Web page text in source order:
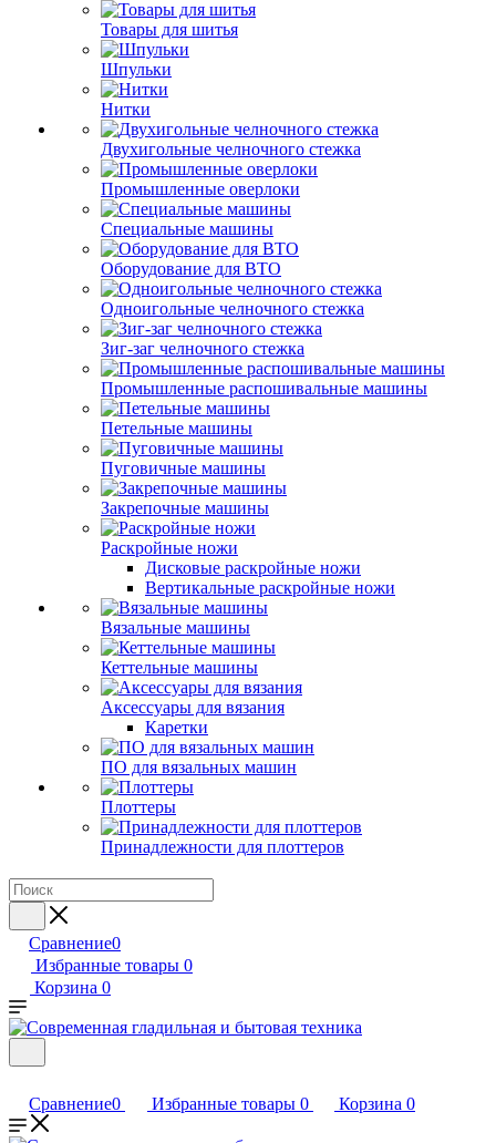
Товары для шитья
Шпульки
Нитки
Двухигольные челночного стежка
Промышленные оверлоки
Специальные машины
Оборудование для ВТО
Одноигольные челночного стежка
Зиг-заг челночного стежка
Промышленные распошивальные машины
Петельные машины
Пуговичные машины
Закрепочные машины
Раскройные ножи
Дисковые раскройные ножи
Вертикальные раскройные ножи
Вязальные машины
Кеттельные машины
Аксессуары для вязания
Каретки
ПО для вязальных машин
Плоттеры
Принадлежности для плоттеров
Сравнение0
Избранные товары 0
Корзина 0
Сравнение0 Избранные товары 0 Корзина 0